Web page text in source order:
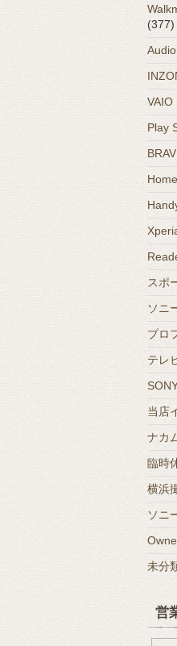
(377)
Audio
VAIO
Play
スポ
ソニ
プロ
テレ
当店
ナカ
臨時
横浜
ソニ
未分
営